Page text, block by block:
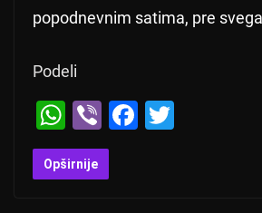
popodnevnim satima, pre svega
Podeli
W
h
at
Vi
b
er
F
Opširnije